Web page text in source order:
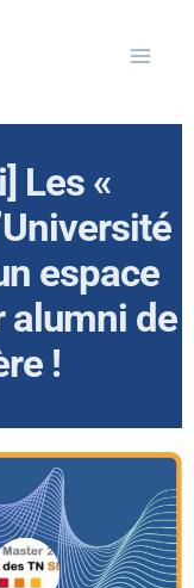
Les «
espace
alumni de
!